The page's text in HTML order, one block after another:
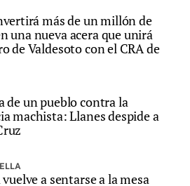
más de un millón de
una nueva acera que unirá
de Valdesoto con el CRA de
de un pueblo contra la
machista: Llanes despide a
vuelve a sentarse a la mesa